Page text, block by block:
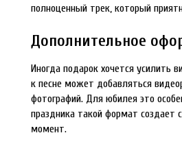
полноценный трек, который
Дополнительное
Иногда подарок хочется усилить
к песне может добавляться
фотографий. Для юбилея это
праздника такой формат создает
момент.